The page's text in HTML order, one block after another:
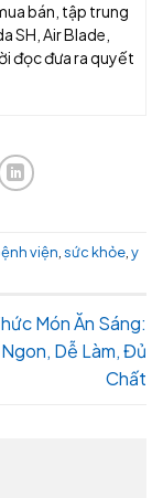
bán, tập trung
SH, Air Blade,
đọc đưa ra quyết
viện sức khỏe y
Món Ăn Sáng:
Dễ Làm, Đủ
Chất